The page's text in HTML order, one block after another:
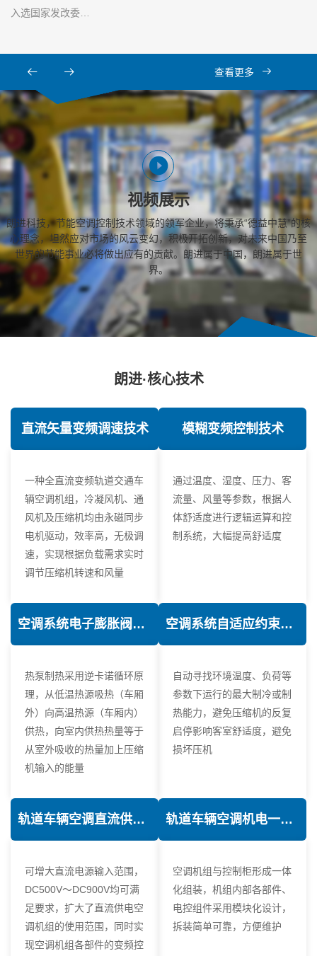
入选国家发改委…
查看更多
视频展示
朗进科技，节能空调控制技术领域的领军企业，将秉承“德益中慧”的核
心理念，坦然应对市场的风云变幻，积极开拓创新，对未来中国乃至
世界的节能事业必将做出应有的贡献。朗进属于中国，朗进属于世
界。
朗进·核心技术
直流矢量变频调速技术
一种全直流变频轨道交通车
辆空调机组，冷凝风机、通
风机及压缩机均由永磁同步
电机驱动，效率高，无极调
速，实现根据负载需求实时
调节压缩机转速和风量
模糊变频控制技术
通过温度、湿度、压力、客
流量、风量等参数，根据人
体舒适度进行逻辑运算和控
制系统，大幅提高舒适度
空调系统电子膨胀阀热力学优化技术
热泵制热采用逆卡诺循环原
理，从低温热源吸热（车厢
外）向高温热源（车厢内）
供热，向室内供热热量等于
从室外吸收的热量加上压缩
机输入的能量
空调系统自适应约束控制技术
自动寻找环境温度、负荷等
参数下运行的最大制冷或制
热能力，避免压缩机的反复
启停影响客室舒适度，避免
损坏压机
轨道车辆空调直流供电技术
可增大直流电源输入范围，
DC500V～DC900V均可满
足要求，扩大了直流供电空
调机组的使用范围，同时实
现空调机组各部件的变频控
轨道车辆空调机电一体化技术
空调机组与控制柜形成一体
化组装，机组内部各部件、
电控组件采用模块化设计，
拆装简单可靠，方便维护